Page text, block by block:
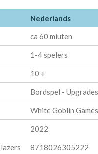
Nederlands
ca 60 miuten
1-4 spelers
10 +
Bordspel -
White Goblin Games
2022
8718026305222